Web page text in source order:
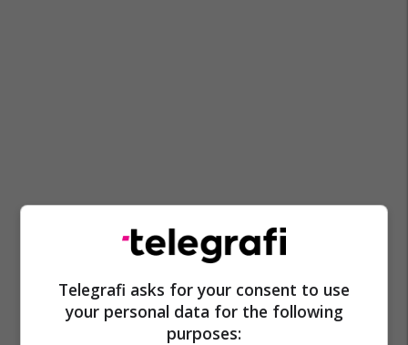
Elon Musk Instagram X
Telegrafi asks for your consent to use
your personal data for the following
purposes: